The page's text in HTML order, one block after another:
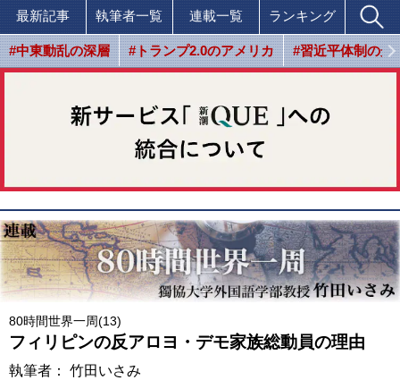
最新記事 執筆者一覧 連載一覧 ランキング
#中東動乱の深層 #トランプ2.0のアメリカ #習近平体制の光
80時間世界一周(13)
フィリピンの反アロヨ・デモ家族総動員の理由
執筆者： 竹田いさみ